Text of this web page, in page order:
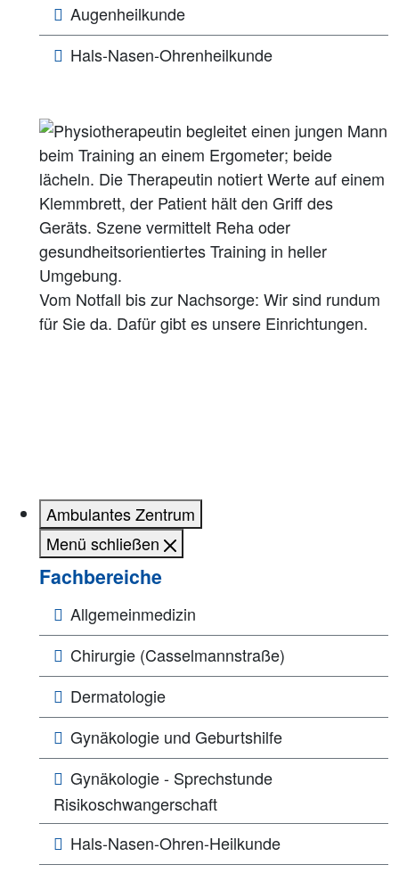
Augenheilkunde
Hals-Nasen-Ohrenheilkunde
Vom Notfall bis zur Nachsorge: Wir sind rundum
für Sie da. Dafür gibt es unsere Einrichtungen.
Ambulantes Zentrum
Menü schließen
Fachbereiche
Allgemeinmedizin
Chirurgie (Casselmannstraße)
Dermatologie
Gynäkologie und Geburtshilfe
Gynäkologie - Sprechstunde
Risikoschwangerschaft
Hals-Nasen-Ohren-Heilkunde